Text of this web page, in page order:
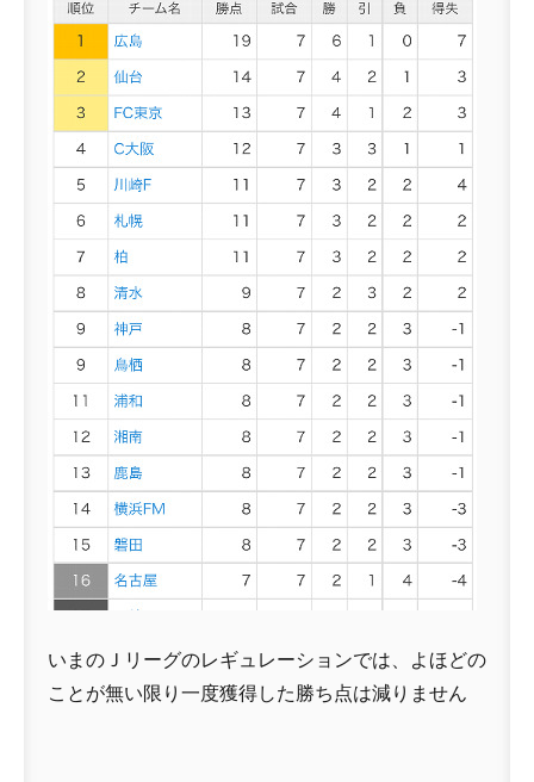
いまのＪリーグのレギュレーションでは、よほどの
ことが無い限り一度獲得した勝ち点は減りません